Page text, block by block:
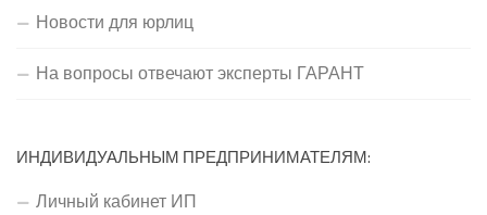
Новости для юрлиц
На вопросы отвечают эксперты ГАРАНТ
ИНДИВИДУАЛЬНЫМ ПРЕДПРИНИМАТЕЛЯМ:
Личный кабинет ИП